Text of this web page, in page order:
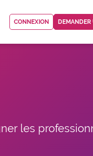
CONNEXION
les